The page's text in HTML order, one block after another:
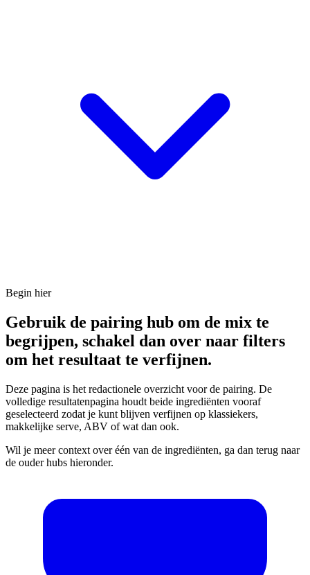
Begin hier
Gebruik de pairing hub om de mix te
begrijpen, schakel dan over naar filters
om het resultaat te verfijnen.
Deze pagina is het redactionele overzicht voor de pairing. De
volledige resultatenpagina houdt beide ingrediënten vooraf
geselecteerd zodat je kunt blijven verfijnen op klassiekers,
makkelijke serve, ABV of wat dan ook.
Wil je meer context over één van de ingrediënten, ga dan terug naar
de ouder hubs hieronder.